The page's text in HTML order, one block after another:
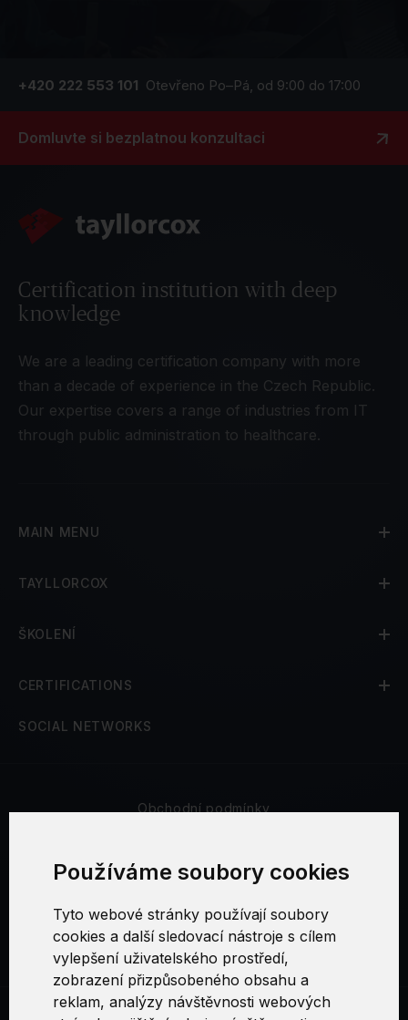
Používáme soubory cookies
Tyto webové stránky používají soubory
cookies a další sledovací nástroje s cílem
vylepšení uživatelského prostředí,
zobrazení přizpůsobeného obsahu a
reklam, analýzy návštěvnosti webových
+420 222 553 101 Otevřeno Po–Pá, od 9:00 do 17:00
Domluvte si bezplatnou konzultaci
Certification institution with deep
knowledge
We are a leading certification company with more
than a decade of experience in the Czech Republic.
Our expertise covers a range of industries from IT
through public administration to healthcare.
MAIN MENU
TAYLLORCOX
ŠKOLENÍ
CERTIFICATIONS
SOCIAL NETWORKS
Obchodní podmínky
Nastavení cookies